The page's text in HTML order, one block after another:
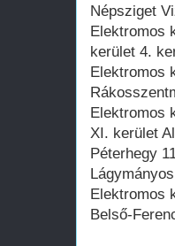
Népsziget
Elektromos
kerület 4.
Elektromos
Elektromos
XI. kerület
Péterhegy
Elektromos
Belső-